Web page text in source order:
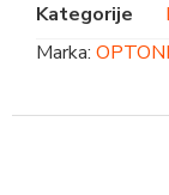
Kategorije
Marka: